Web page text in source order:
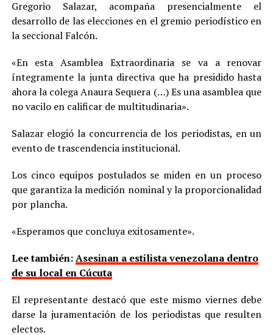
Gregorio Salazar, acompaña presencialmente el
desarrollo de las elecciones en el gremio periodístico en
la seccional Falcón.
«En esta Asamblea Extraordinaria se va a renovar
íntegramente la junta directiva que ha presidido hasta
ahora la colega Anaura Sequera (…) Es una asamblea que
no vacilo en calificar de multitudinaria».
Salazar elogió la concurrencia de los periodistas, en un
evento de trascendencia institucional.
Los cinco equipos postulados se miden en un proceso
que garantiza la medición nominal y la proporcionalidad
por plancha.
«Esperamos que concluya exitosamente».
Lee también:Asesinan a estilista venezolana dentro
de su local en Cúcuta
El representante destacó que este mismo viernes debe
darse la juramentación de los periodistas que resulten
electos.